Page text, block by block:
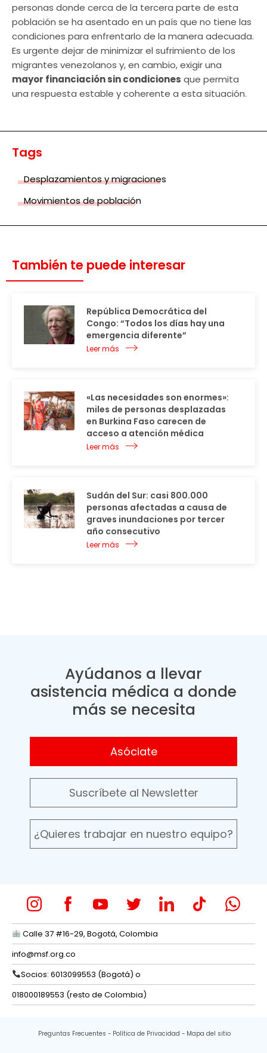
personas donde cerca de la tercera parte de esta
población se ha asentado en un país que no tiene las
condiciones para enfrentarlo de la manera adecuada.
Es urgente dejar de minimizar el sufrimiento de los
migrantes venezolanos y, en cambio, exigir una
mayor financiación sin condiciones que permita
una respuesta estable y coherente a esta situación.
Tags
Desplazamientos y migraciones
Movimientos de población
También te puede interesar
República Democrática del
Congo: “Todos los días hay una
emergencia diferente”
Leer más
«Las necesidades son enormes»:
miles de personas desplazadas
en Burkina Faso carecen de
acceso a atención médica
Leer más
Sudán del Sur: casi 800.000
personas afectadas a causa de
graves inundaciones por tercer
año consecutivo
Leer más
Ayúdanos a llevar
asistencia médica a donde
más se necesita
Asóciate
Suscríbete al Newsletter
¿Quieres trabajar en nuestro equipo?
Calle 37 #16-29, Bogotá, Colombia
info@msf.org.co
Socios: 6013099553 (Bogotá) o
018000189553 (resto de Colombia)
Preguntas Frecuentes Política de Privacidad Mapa del sitio